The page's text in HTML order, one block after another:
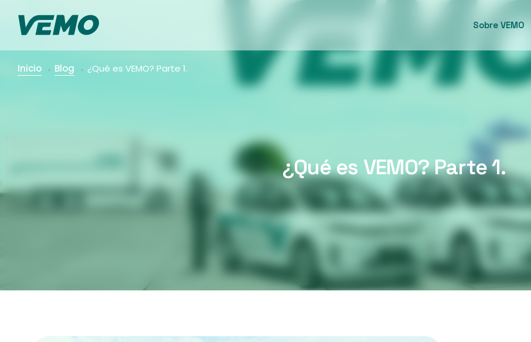
Sobre VEMO
Inicio Blog ¿Qué es VEMO? Parte 1.
¿Qué es VEMO? Parte 1.